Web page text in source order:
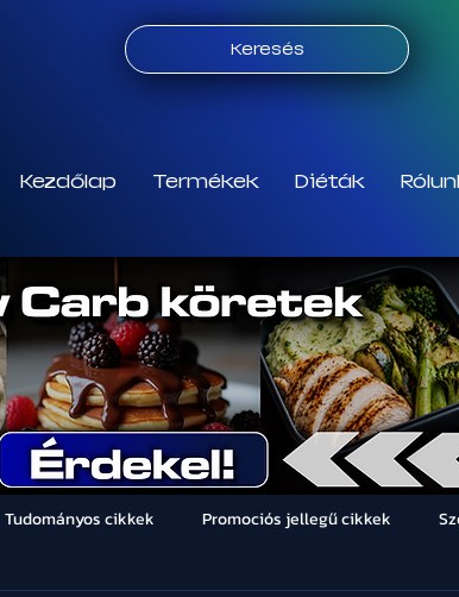
Keresés
Kezdőlap Termékek Diéták
Tudományos cikkek Promociós jellegű cikkek